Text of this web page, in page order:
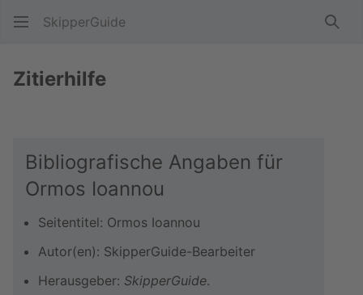
SkipperGuide
Zitierhilfe
Bibliografische Angaben für
Ormos Ioannou
Seitentitel: Ormos Ioannou
Autor(en): SkipperGuide-Bearbeiter
Herausgeber: SkipperGuide.